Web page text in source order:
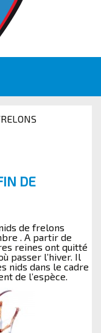
DE
de frelons
. A partir de
reines ont quitté
passer l’hiver. Il
nids dans le cadre
de l’espèce.